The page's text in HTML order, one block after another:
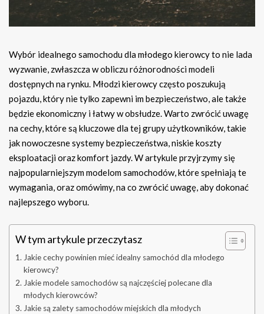
Wybór idealnego samochodu dla młodego kierowcy to nie lada
wyzwanie, zwłaszcza w obliczu różnorodności modeli
dostępnych na rynku. Młodzi kierowcy często poszukują
pojazdu, który nie tylko zapewni im bezpieczeństwo, ale także
będzie ekonomiczny i łatwy w obsłudze. Warto zwrócić uwagę
na cechy, które są kluczowe dla tej grupy użytkowników, takie
jak nowoczesne systemy bezpieczeństwa, niskie koszty
eksploatacji oraz komfort jazdy. W artykule przyjrzymy się
najpopularniejszym modelom samochodów, które spełniają te
wymagania, oraz omówimy, na co zwrócić uwagę, aby dokonać
najlepszego wyboru.
W tym artykule przeczytasz
Jakie cechy powinien mieć idealny samochód dla młodego
kierowcy?
Jakie modele samochodów są najczęściej polecane dla
młodych kierowców?
Jakie są zalety samochodów miejskich dla młodych